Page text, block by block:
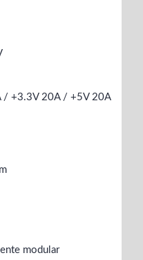
/ +3.3V 20A / +5V 20A
modular